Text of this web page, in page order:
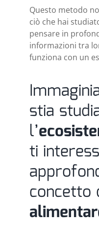
Questo metodo
ciò che hai
pensare in
informazioni tra
funziona con un
stia
l’
ti
concetto